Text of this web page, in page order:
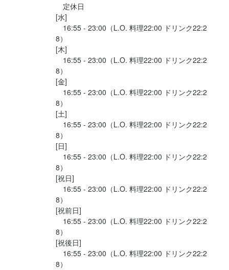
定休日
[水]
16:55 - 23:00（L.O. 料理22:00 ドリンク22:2
8）
[木]
16:55 - 23:00（L.O. 料理22:00 ドリンク22:2
8）
[金]
16:55 - 23:00（L.O. 料理22:00 ドリンク22:2
8）
[土]
16:55 - 23:00（L.O. 料理22:00 ドリンク22:2
8）
[日]
16:55 - 23:00（L.O. 料理22:00 ドリンク22:2
8）
[祝日]
16:55 - 23:00（L.O. 料理22:00 ドリンク22:2
8）
[祝前日]
16:55 - 23:00（L.O. 料理22:00 ドリンク22:2
8）
[祝後日]
16:55 - 23:00（L.O. 料理22:00 ドリンク22:2
8）